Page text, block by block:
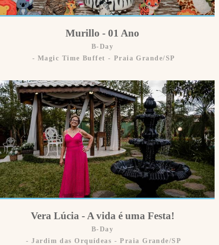
Murillo - 01 Ano
B-Day
Magic Time Buffet - Praia Grande/SP
Vera Lúcia - A vida é uma Festa!
B-Day
Jardim das Orquídeas - Praia Grande/SP